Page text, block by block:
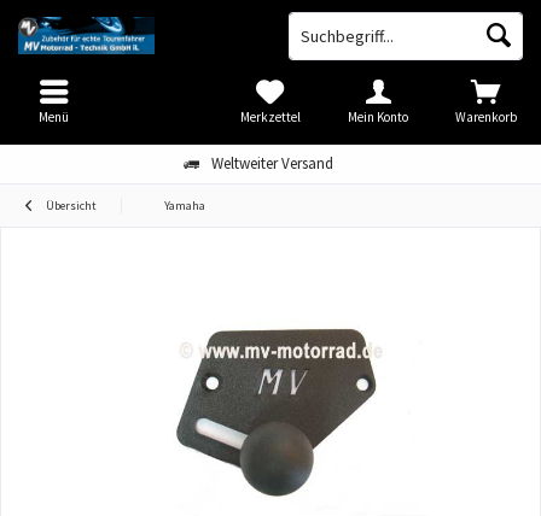
Weltweiter Versand
Warenkorb
Merkzettel Mein Konto
Menü
Übersicht Yamaha